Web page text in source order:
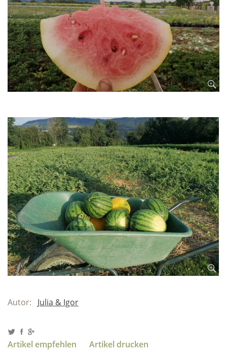
Autor: Julia & Igor
Artikel empfehlen Artikel drucken